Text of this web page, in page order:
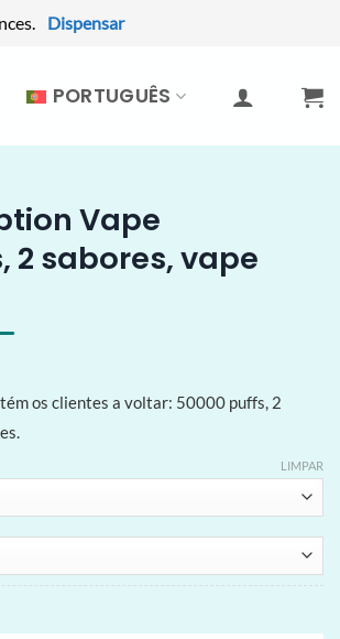
Dispensar
PORTUGUÊS
Vape
2 sabores, vape
os clientes a voltar: 50000 puffs, 2
LIMPAR